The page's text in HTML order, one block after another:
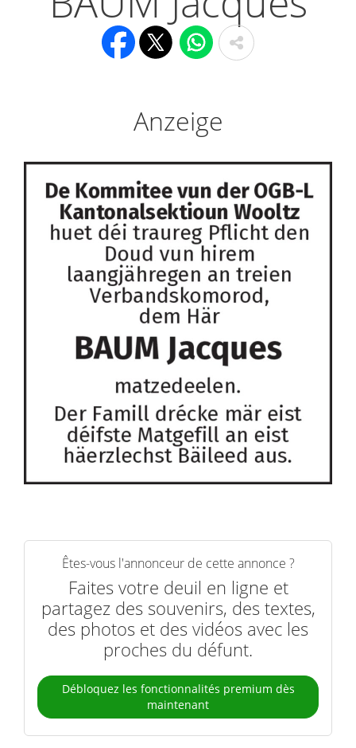
Anzeige
Êtes-vous l'annonceur de cette annonce ?
Faites votre deuil en ligne et
partagez des souvenirs, des textes,
des photos et des vidéos avec les
proches du défunt.
Débloquez les fonctionnalités premium dès
maintenant